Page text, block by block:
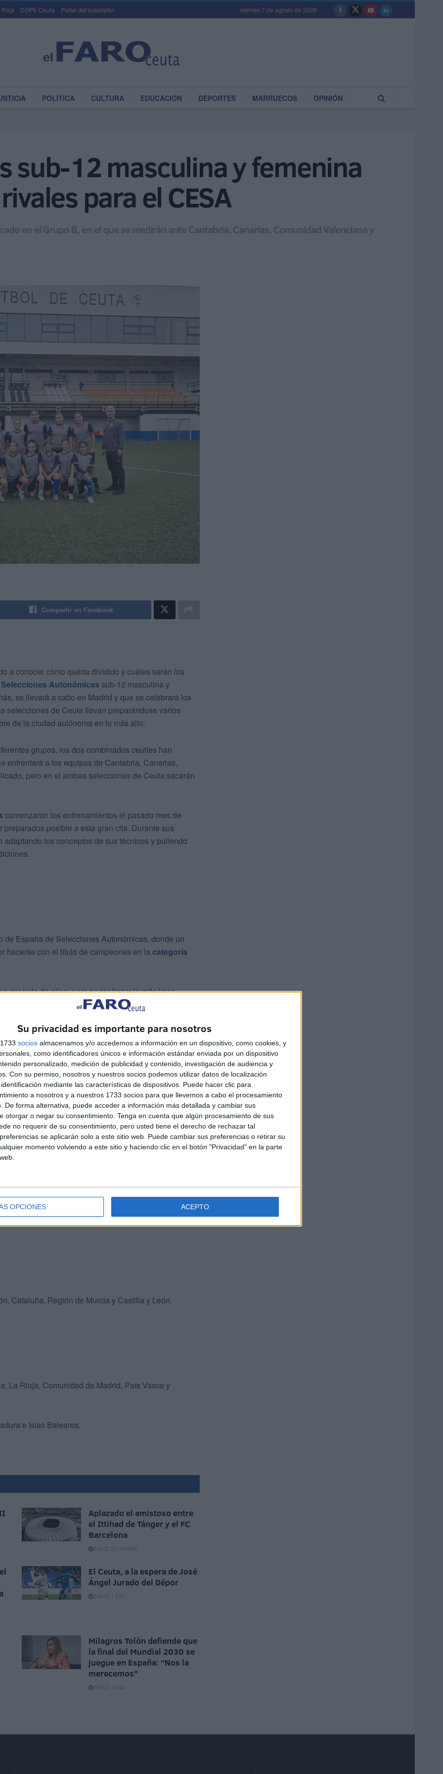
Su privacidad es importante para nosotros
socios almacenamos y/o accedemos a información en un dispositivo, como cookies, y
como identificadores únicos e información estándar enviada por un dispositivo
personalizado, medición de publicidad y contenido, investigación de audiencia y
Con su permiso, nosotros y nuestros socios podemos utilizar datos de localización
mediante las características de dispositivos. Puede hacer clic para
a nosotros y a nuestros 1733 socios para que llevemos a cabo el procesamiento
De forma alternativa, puede acceder a información más detallada y cambiar sus
otorgar o negar su consentimiento. Tenga en cuenta que algún procesamiento de sus
no requerir de su consentimiento, pero usted tiene el derecho de rechazar tal
se aplicarán solo a este sitio web. Puede cambiar sus preferencias o retirar su
momento volviendo a este sitio y haciendo clic en el botón "Privacidad" en la parte
OPCIONES ACEPTO
Roja COPE Ceuta Portal del suscriptor viernes 7 de agosto de 2026
POLÍTICA CULTURA EDUCACIÓN DEPORTES MARRUECOS OPINIÓN
sub-12 masculina y femenina
para el CESA
en el Grupo B, en el que se medirán ante Cantabria, Canarias, Comunidad Valenciana y
Compartir en Facebook
a conocer cómo queda dividido y cuáles serán los
Autonómicas sub-12 masculina y
se llevará a cabo en Madrid y que se celebrará los
selecciones de Ceuta llevan preparándose varios
de la ciudad autónoma en lo más alto.
grupos, los dos combinados ceutíes han
enfrentará a los equipos de Cantabria, Canarias,
pero en el ambas selecciones de Ceuta sacarán
comenzaron los entrenamientos el pasado mes de
posible a esta gran cita. Durante sus
los conceptos de sus técnicos y puliendo
España de Selecciones Autonómicas, donde un
hacerse con el título de campeones en la categoría
dar todo de ellos, para poder llegar lo más lejos
de los encuentros que disputen.
enfrentarán el 1º del Grupo A con el 2º del Grupo B;
B con el 2º del Grupo A; y el 1º del Grupo D con
donde se conocerán a los dos equipos que
Cataluña, Región de Murcia y Castilla y León.
La Rioja, Comunidad de Madrid, País Vasco y
e Islas Baleares.
Aplazado el amistoso entre
el Ittihad de Tánger y el FC
Barcelona
HACE 22 HORAS
El Ceuta, a la espera de José
Ángel Jurado del Dépor
HACE 1 DÍA
Milagros Tolón defiende que
la final del Mundial 2030 se
juegue en España: "Nos la
merecemos"
HACE 1 DÍA